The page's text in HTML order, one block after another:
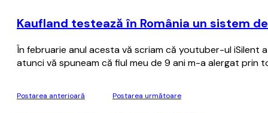
Kaufland testează în România un sistem
În februarie anul acesta vă scriam că youtuber-ul iSilent
atunci vă spuneam că fiul meu de 9 ani m-a alergat prin
Postarea anterioară Postarea următoare